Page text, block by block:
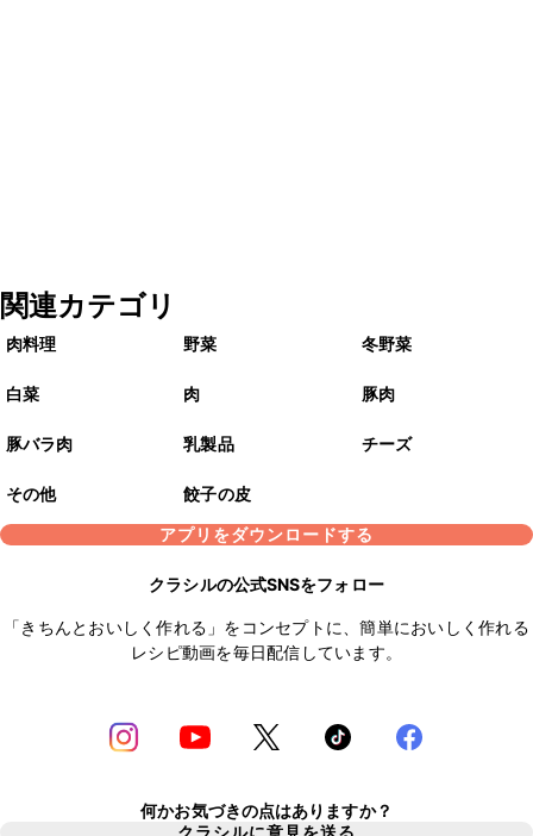
関連カテゴリ
肉料理 野菜 冬野菜
白菜 肉 豚肉
豚バラ肉 乳製品 チーズ
その他
餃子の皮
アプリをダウンロードする
クラシルの公式SNSをフォロー
「きちんとおいしく作れる」をコンセプトに、簡単においしく作れる
レシピ動画を毎日配信しています。
何かお気づきの点はありますか？
クラシルに意見を送る